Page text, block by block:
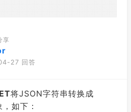
享
27 回答
将JSON字符串转换成
，如下：